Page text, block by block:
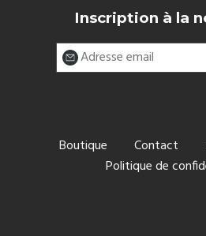
Inscription à la
Boutique Contact
Politique de